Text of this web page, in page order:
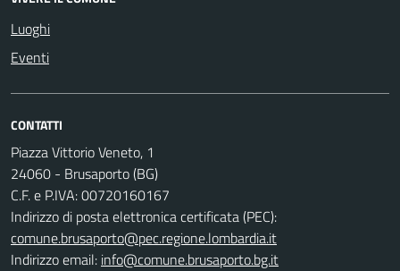
Luoghi
Eventi
CONTATTI
Piazza Vittorio Veneto, 1
24060 - Brusaporto (BG)
C.F. e P.IVA: 00720160167
Indirizzo di posta elettronica certificata (PEC):
comune.brusaporto@pec.regione.lombardia.it
Indirizzo email: info@comune.brusaporto.bg.it